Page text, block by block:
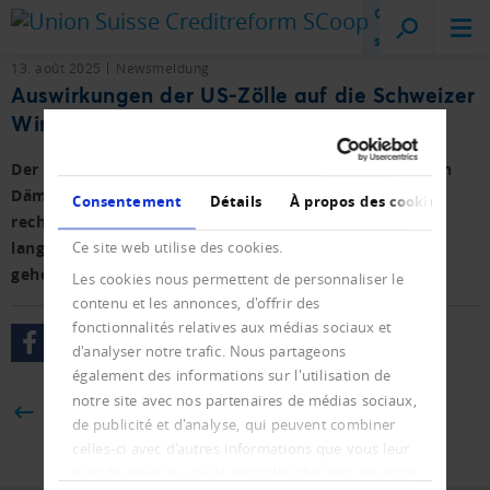
Consentement Détails À propos des cookies
Ce site web utilise des cookies.
Les cookies nous permettent de personnaliser le
contenu et les annonces, d'offrir des
fonctionnalités relatives aux médias sociaux et
d'analyser notre trafic. Nous partageons
également des informations sur l'utilisation de
notre site avec nos partenaires de médias sociaux,
de publicité et d'analyse, qui peuvent combiner
celles-ci avec d'autres informations que vous leur
Creditreform
sur place
13. août 2025 Newsmeldung
Auswirkungen der US-Zölle auf die Schweizer
Wirtschaft
Der Zollschock aus den USA dürften einen erheblichen
Dämpfer im Wachstum des BIP bewirken. Die KOF
rechnet mit einem Einbruch um 0,3 bis 0,6 Prozent,
langfristig könnten 7'500 bis 15'000 Stellen verloren
gehen. Eine Rezession sei aber nicht zu erwarten.
BACK